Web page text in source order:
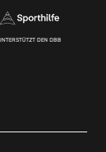
DEN DBB